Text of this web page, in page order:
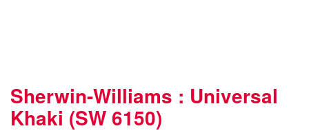
Sherwin-Williams : Universal
Khaki (SW 6150)